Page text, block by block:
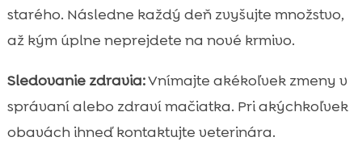
starého. Následne každý deň zvyšujte množstvo,
až kým úplne neprejdete na nové krmivo.
Sledovanie zdravia:Vnímajte akékoľvek zmeny v
správaní alebo zdraví mačiatka. Pri akýchkoľvek
obavách ihneď kontaktujte veterinára.